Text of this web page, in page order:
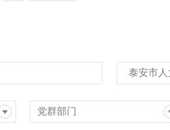
泰安市人
党群部门